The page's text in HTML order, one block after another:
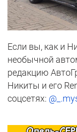
Если вы, как и
необычной
редакцию
Никиты и его
соцсетях: